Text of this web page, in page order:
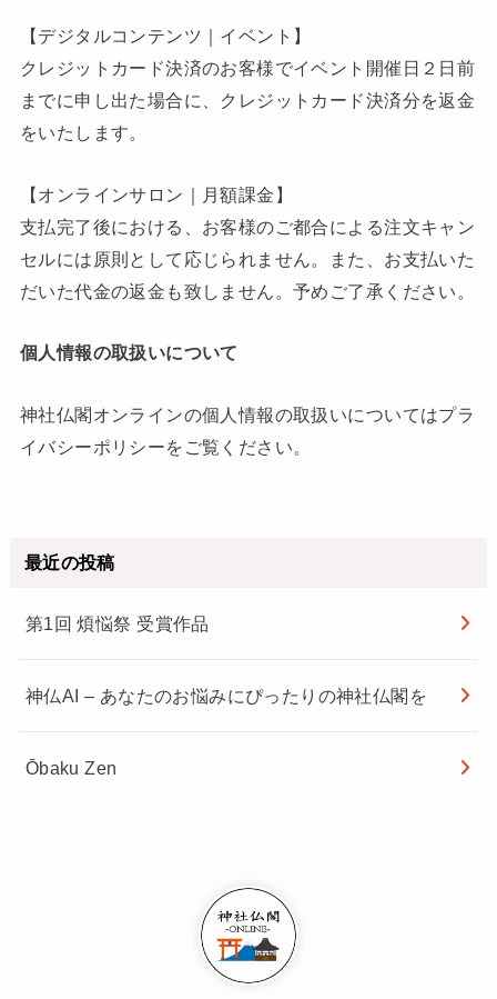
【デジタルコンテンツ｜イベント】
クレジットカード決済のお客様でイベント開催日２日前
までに申し出た場合に、クレジットカード決済分を返金
をいたします。
【オンラインサロン｜月額課金】
支払完了後における、お客様のご都合による注文キャン
セルには原則として応じられません。また、お支払いた
だいた代金の返金も致しません。予めご了承ください。
個人情報の取扱いについて
神社仏閣オンラインの個人情報の取扱いについてはプラ
イバシーポリシーをご覧ください。
最近の投稿
第1回 煩悩祭 受賞作品
神仏AI – あなたのお悩みにぴったりの神社仏閣を
Ōbaku Zen